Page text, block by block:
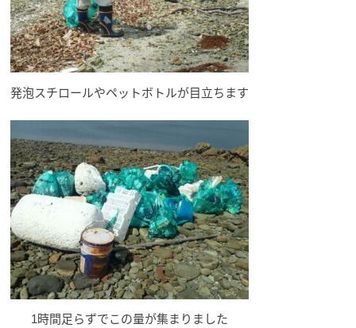
発泡スチロールやペットボトルが目立ちます
1時間足らずでこの量が集まりました